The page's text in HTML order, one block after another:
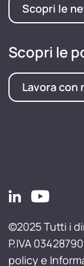
Scopri le
Scopri le
Lavora con
©2025 Tutti i
P.IVA
policy e